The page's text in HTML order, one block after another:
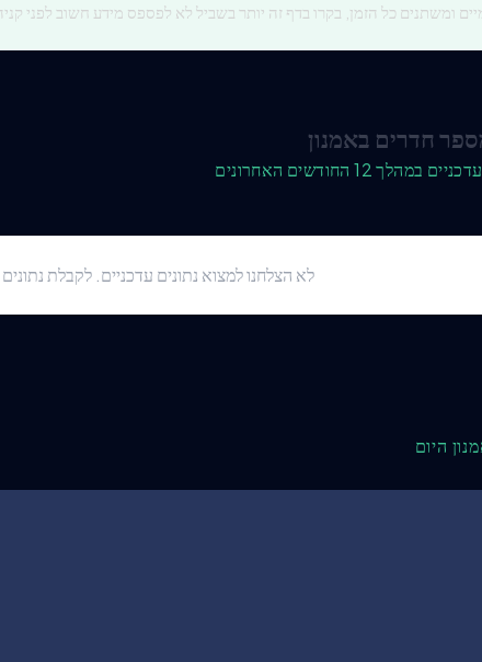
ומשתנים כל הזמן, בקרו בדף זה יותר בשביל לא לפספס מידע חשוב לפני
חדרים באמנון
12 החודשים האחרונים
לא הצלחנו למצוא נתונים עדכניים. לקבלת
היום